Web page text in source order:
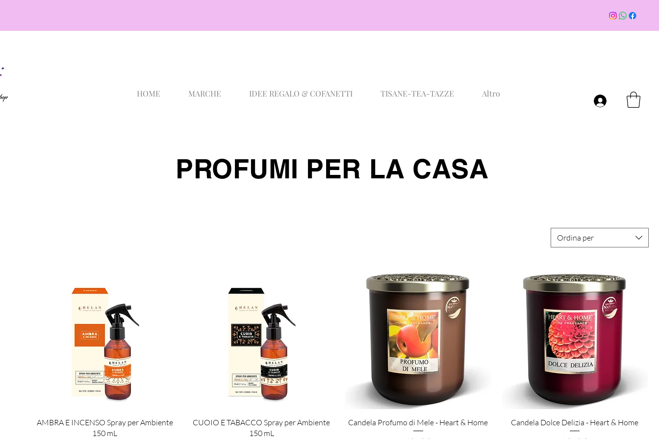
HOME MARCHE IDEE REGALO & COFANETTI TISANE-TEA-TAZZE Altro
Accedi
PROFUMI PER LA CASA
Ordina per
Vista rapida
AMBRA E INCENSO Spray per Ambiente
150 mL
Vista rapida
CUOIO E TABACCO Spray per Ambiente
150 mL
Vista rapida
Candela Profumo di Mele - Heart & Home
Vista rapida
Candela Dolce Delizia - Heart & Home